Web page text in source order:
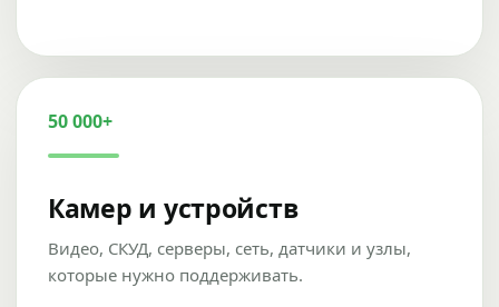
50 000+
Камер и устройств
Видео, СКУД, серверы, сеть, датчики и узлы,
которые нужно поддерживать.